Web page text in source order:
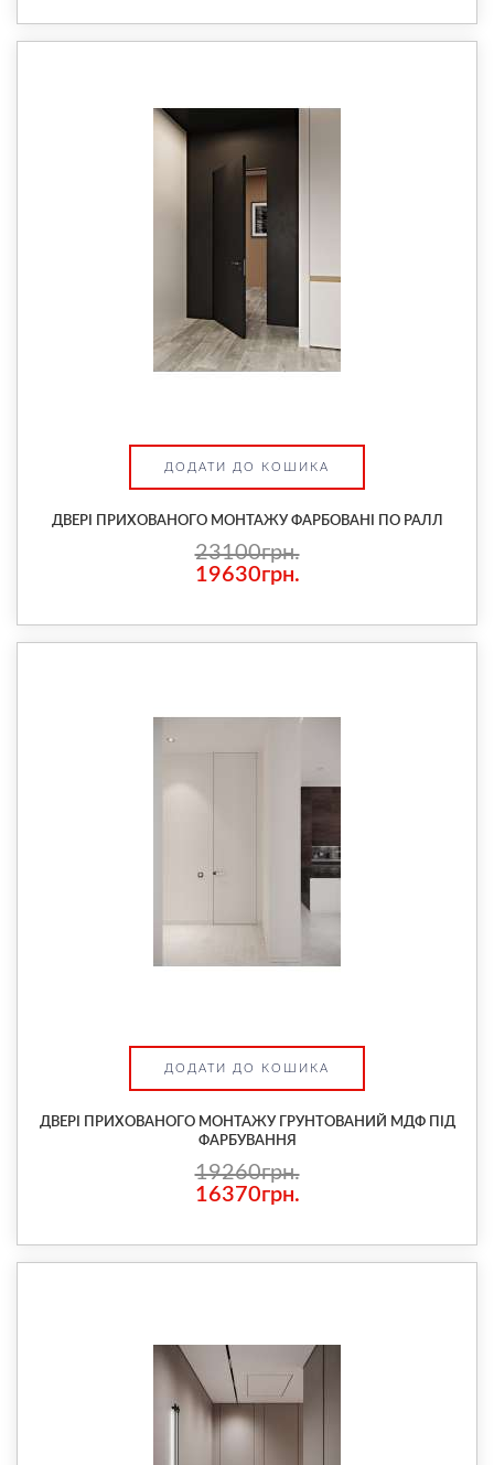
ДОДАТИ ДО КОШИКА
ДВЕРІ ПРИХОВАНОГО МОНТАЖУ ФАРБОВАНІ ПО РАЛЛ
23100грн.
19630грн.
ДОДАТИ ДО КОШИКА
ДВЕРІ ПРИХОВАНОГО МОНТАЖУ ГРУНТОВАНИЙ МДФ ПІД
ФАРБУВАННЯ
19260грн.
16370грн.